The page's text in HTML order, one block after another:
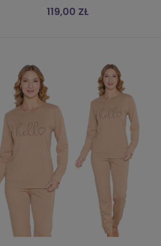
119,00 ZŁ